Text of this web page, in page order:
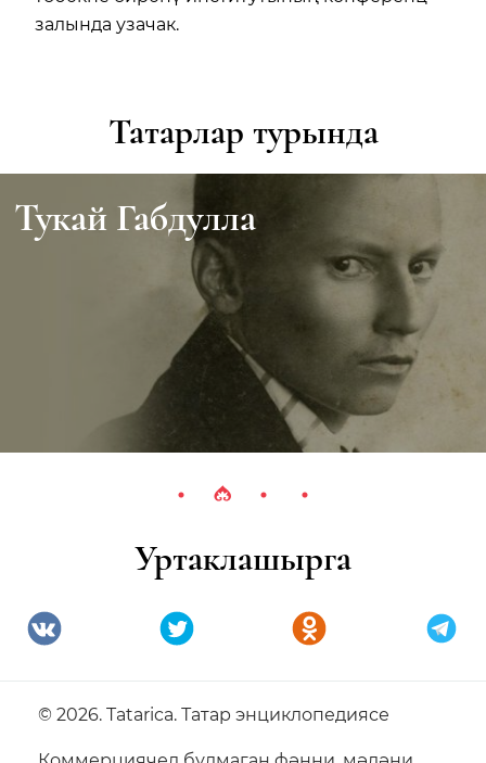
залында узачак.
Татарлар турында
Тукай Габдулла
Уртаклашырга
© 2026. Tatarica. Татар энциклопедиясе